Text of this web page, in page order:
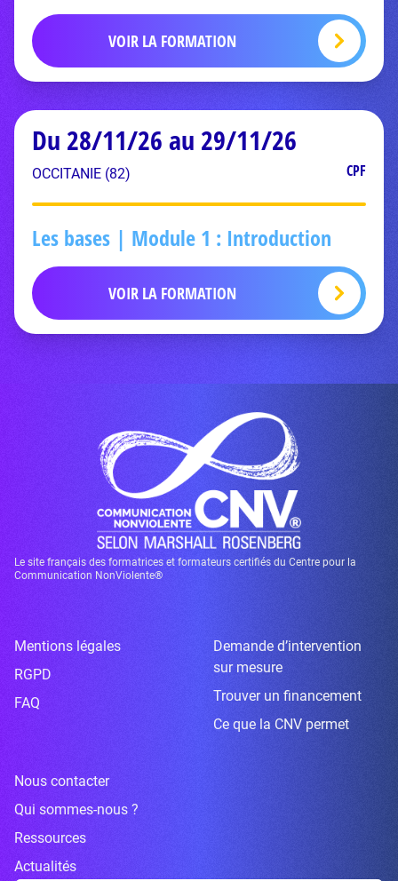
VOIR LA FORMATION
Du 28/11/26 au 29/11/26
OCCITANIE (82) CPF
Les bases | Module 1 : Introduction
VOIR LA FORMATION
Le site français des formatrices et formateurs certifiés du Centre pour la
Communication NonViolente®
Mentions légales
RGPD
FAQ
Demande d’intervention
sur mesure
Trouver un financement
Ce que la CNV permet
Nous contacter
Qui sommes-nous ?
Ressources
Actualités